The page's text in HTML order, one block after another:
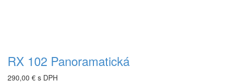
RX 102 Panoramatická
290,00 € s DPH